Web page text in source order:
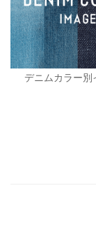
デニムカラー別